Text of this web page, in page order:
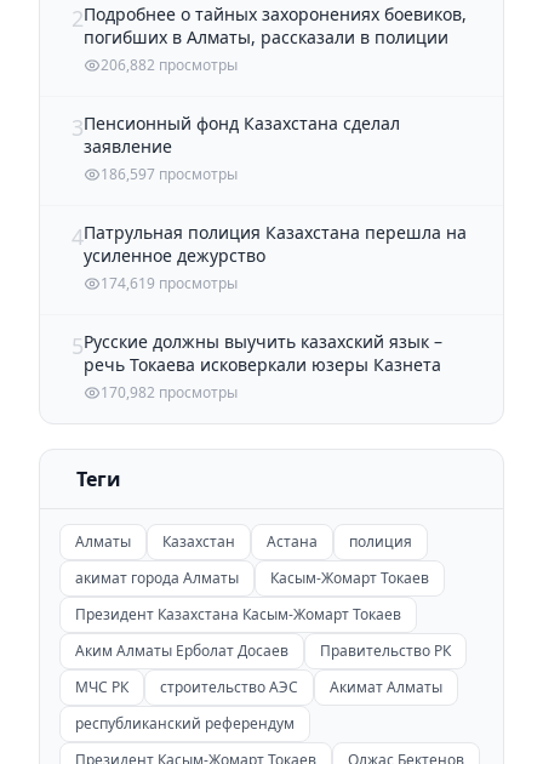
2Подробнее о тайных захоронениях боевиков,
погибших в Алматы, рассказали в полиции
206,882 просмотры
3Пенсионный фонд Казахстана сделал
заявление
186,597 просмотры
4Патрульная полиция Казахстана перешла на
усиленное дежурство
174,619 просмотры
5Русские должны выучить казахский язык –
речь Токаева исковеркали юзеры Казнета
170,982 просмотры
Теги
Алматы Казахстан Астана
полиция
акимат города Алматы
Касым-Жомарт Токаев
Президент Казахстана Касым-Жомарт Токаев
Аким Алматы Ерболат Досаев
Правительство РК
МЧС РК
строительство АЭС
Акимат Алматы
республиканский референдум
Президент Касым-Жомарт Токаев
Олжас Бектенов